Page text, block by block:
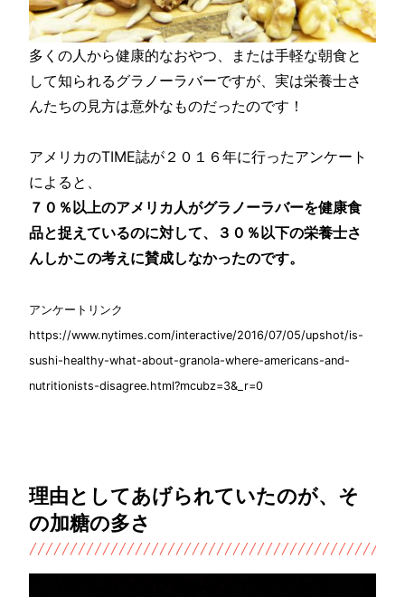
多くの人から健康的なおやつ、または手軽な朝食と
して知られるグラノーラバーですが、実は栄養士さ
んたちの見方は意外なものだったのです！
アメリカのTIME誌が２０１６年に行ったアンケート
によると、
７０％以上のアメリカ人がグラノーラバーを健康食
品と捉えているのに対して、３０％以下の栄養士さ
んしかこの考えに賛成しなかったのです。
アンケートリンク
https://www.nytimes.com/interactive/2016/07/05/upshot/is-
sushi-healthy-what-about-granola-where-americans-and-
nutritionists-disagree.html?mcubz=3&_r=0
理由としてあげられていたのが、そ
の加糖の多さ